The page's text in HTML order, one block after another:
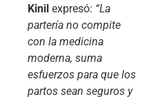
Kinil expresó: “La
partería no compite
con la medicina
moderna, suma
esfuerzos para que los
partos sean seguros y